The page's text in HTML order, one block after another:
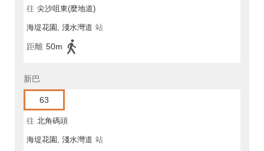
往 尖沙咀東(麼地道)
海堤花園, 淺水灣道 站
距離 50m
新巴
63
往 北角碼頭
海堤花園, 淺水灣道 站